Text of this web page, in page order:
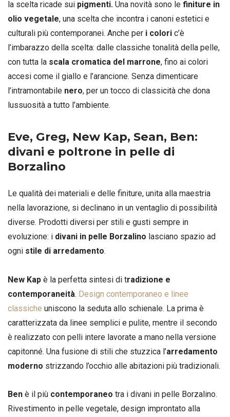
la scelta ricade sui pigmenti. Una novità sono le finiture in
olio vegetale, una scelta che incontra i canoni estetici e
culturali più contemporanei. Anche per i colori c’è
l’imbarazzo della scelta: dalle classiche tonalità della pelle,
con tutta la scala cromatica del marrone, fino ai colori
accesi come il giallo e l’arancione. Senza dimenticare
l’intramontabile nero, per un tocco di classicità che dona
lussuosità a tutto l’ambiente.
Eve, Greg, New Kap, Sean, Ben:
divani e poltrone in pelle di
Borzalino
Le qualità dei materiali e delle finiture, unita alla maestria
nella lavorazione, si declinano in un ventaglio di possibilità
diverse. Prodotti diversi per stili e gusti sempre in
evoluzione: i divani in pelle Borzalino lasciano spazio ad
ogni stile di arredamento.
New Kap è la perfetta sintesi di tradizione e
contemporaneità. Design contemporaneo e linee
classiche uniscono la seduta allo schienale. La prima è
caratterizzata da linee semplici e pulite, mentre il secondo
è realizzato con pelli intere lavorate a mano nella versione
capitonné. Una fusione di stili che stuzzica l’arredamento
moderno strizzando l’occhio alle abitazioni più tradizionali.
Ben è il più contemporaneo tra i divani in pelle Borzalino.
Rivestimento in pelle vegetale, design improntato alla